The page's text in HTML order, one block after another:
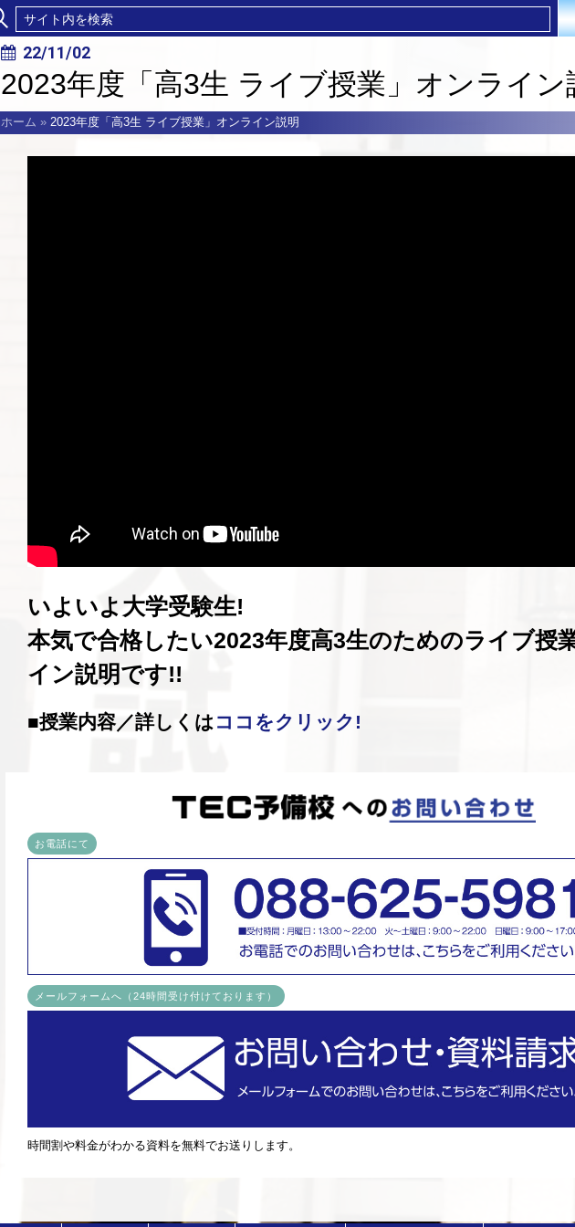
22/11/02
2023年度「高3生 ライブ授業」オンライン
ホーム » 2023年度「高3生 ライブ授業」オンライン説明
いよいよ大学受験生!
本気で合格したい2023年度高3生のためのライブ授
イン説明です!!
■授業内容／詳しくは ココをクリック!
お電話にて
メールフォームへ（24時間受け付けております）
時間割や料金がわかる資料を無料でお送りします。